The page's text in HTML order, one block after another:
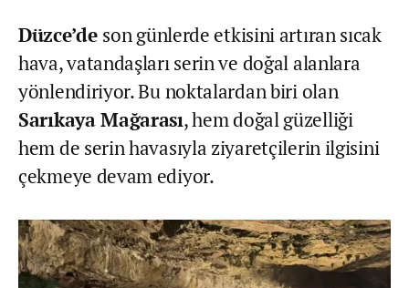
Düzce’de son günlerde etkisini artıran sıcak
hava, vatandaşları serin ve doğal alanlara
yönlendiriyor. Bu noktalardan biri olan
Sarıkaya Mağarası, hem doğal güzelliği
hem de serin havasıyla ziyaretçilerin ilgisini
çekmeye devam ediyor.